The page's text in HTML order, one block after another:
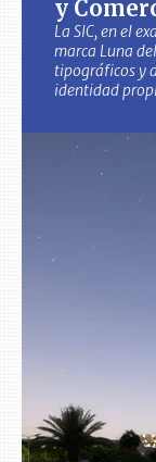
y
La SIC, en el
marca Luna
tipográficos y
identidad